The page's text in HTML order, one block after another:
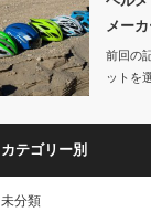
メー
前回の
ットを
カテゴリー別
未分類